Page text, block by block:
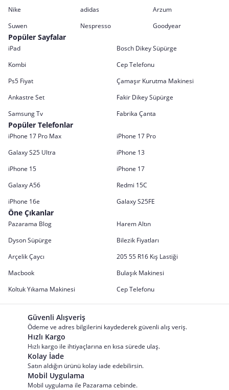
Nike adidas
Arzum
Suwen
Nespresso Goodyear
Popüler Sayfalar
iPad
Bosch Dikey Süpürge
Kombi
Cep Telefonu
Ps5 Fiyat
Çamaşır Kurutma Makinesi
Ankastre Set
Fakir Dikey Süpürge
Samsung Tv
Fabrika Çanta
Popüler Telefonlar
iPhone 17 Pro Max
iPhone 17 Pro
Galaxy S25 Ultra
iPhone 13
iPhone 15
iPhone 17
Galaxy A56
Redmi 15C
iPhone 16e
Galaxy S25FE
Öne Çıkanlar
Pazarama Blog
Harem Altın
Dyson Süpürge
Bilezik Fiyatları
Arçelik Çaycı
205 55 R16 Kış Lastiği
Macbook
Bulaşık Makinesi
Koltuk Yıkama Makinesi
Cep Telefonu
Güvenli Alışveriş
Ödeme ve adres bilgilerini kaydederek güvenli alış veriş.
Hızlı Kargo
Hızlı kargo ile ihtiyaçlarına en kısa sürede ulaş.
Kolay İade
Satın aldığın ürünü kolay iade edebilirsin.
Mobil Uygulama
Mobil uygulama ile Pazarama cebinde.